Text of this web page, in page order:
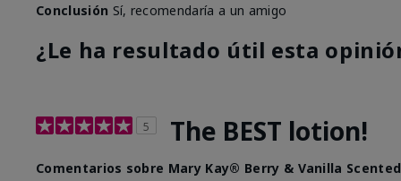
Conclusión Sí, recomendaría a un amigo
¿Le ha resultado útil esta
5 The BEST lotion!
Comentarios sobre Mary Kay® Berry & Vanilla